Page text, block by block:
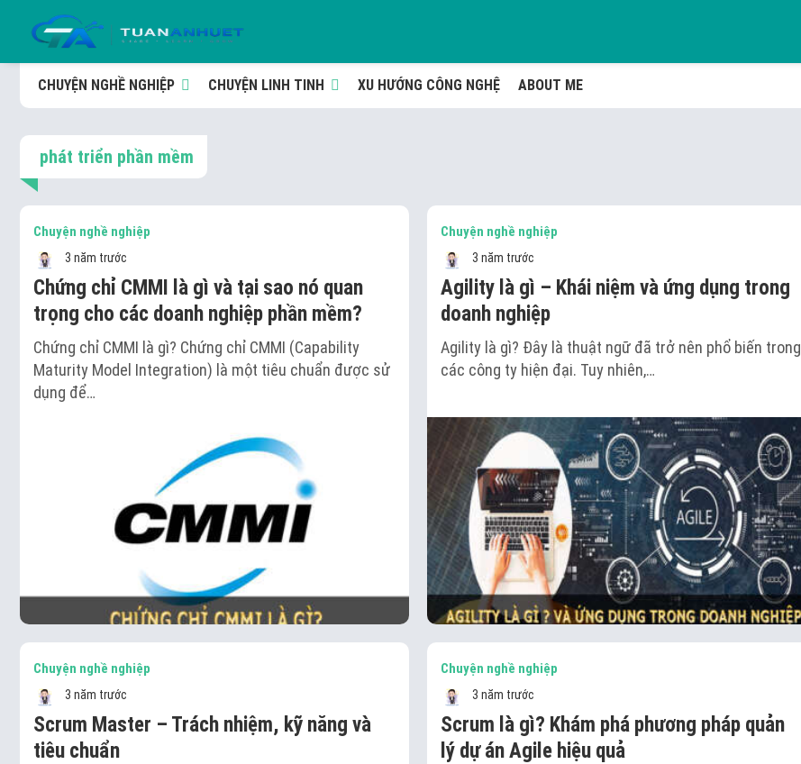
CHUYỆN NGHỀ NGHIỆP CHUYỆN LINH TINH XU HƯỚNG CÔNG NGHỆ ABOUT ME
phát triển phần mềm
Chuyện nghề nghiệp
3 năm trước
Chứng chỉ CMMI là gì và tại sao nó quan
trọng cho các doanh nghiệp phần mềm?
Chứng chỉ CMMI là gì? Chứng chỉ CMMI (Capability
Maturity Model Integration) là một tiêu chuẩn được sử
dụng để…
Chuyện nghề nghiệp
3 năm trước
Agility là gì – Khái niệm và ứng dụng trong
doanh nghiệp
Agility là gì? Đây là thuật ngữ đã trở nên phổ biến trong
các công ty hiện đại. Tuy nhiên,…
Chuyện nghề nghiệp
3 năm trước
Scrum Master – Trách nhiệm, kỹ năng và
tiêu chuẩn
Chuyện nghề nghiệp
3 năm trước
Scrum là gì? Khám phá phương pháp quản
lý dự án Agile hiệu quả